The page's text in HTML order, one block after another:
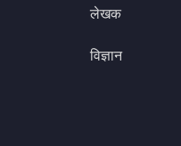
लेखक
विज्ञान